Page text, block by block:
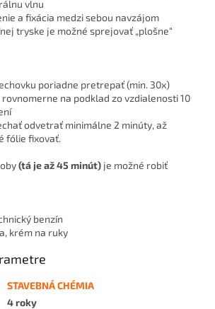
vlnu
a fixácia medzi sebou navzájom
tryske je možné sprejovať „plošne“
poriadne pretrepať (min. 30x)
na podklad zo vzdialenosti 10
odvetrať minimálne 2 minúty, až
fólie fixovať.
(tá je až 45 minút) je možné robiť
benzín
krém na ruky
STAVEBNÁ CHÉMIA
4 roky